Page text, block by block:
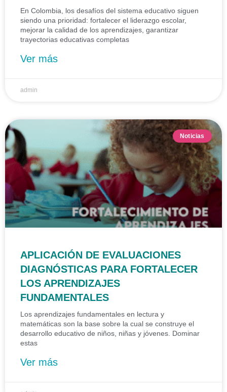
En Colombia, los desafíos del sistema educativo siguen
siendo una prioridad: fortalecer el liderazgo escolar,
mejorar la calidad de los aprendizajes, garantizar
trayectorias educativas completas
Ver más
admin
Noticias
APLICACIÓN DE EVALUACIONES
DIAGNÓSTICAS PARA FORTALECER
LOS APRENDIZAJES
FUNDAMENTALES
Los aprendizajes fundamentales en lectura y
matemáticas son la base sobre la cual se construye el
desarrollo educativo de niños, niñas y jóvenes. Dominar
estas
Ver más